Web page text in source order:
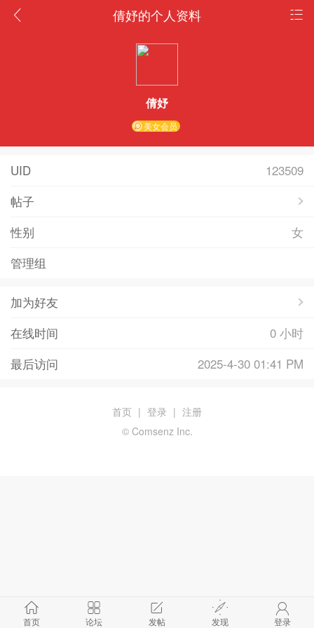
倩妤的个人资料
倩妤
美女会员
UID
123509
帖子
性别
女
管理组
加为好友
在线时间
0 小时
最后访问
2025-4-30 01:41 PM
首页 论坛 发帖 发现 登录
首页 | 登录 | 注册
© Comsenz Inc.